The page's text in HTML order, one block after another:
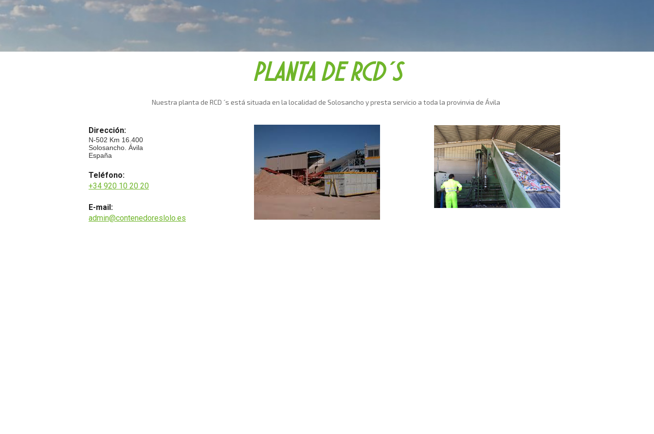
Dirección:
N-502 Km 16.400
Solosancho. Ávila
España
Teléfono:
+34 920 10 20 20
E-mail:
admin@contenedoreslolo.es
Nuestra planta de RCD ´s está situada en la localidad de Solosancho y presta servicio a toda la provinvia de Ávila
PLANTA DE RCD´S